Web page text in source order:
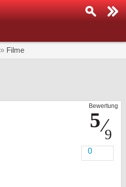
» Filme
Bewertung
0
Serie suchen...
SERIEN